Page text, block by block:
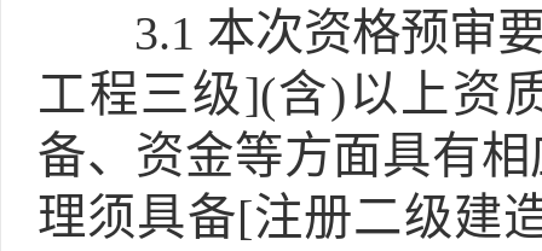
3.1 本次资格预审
工程三级](含)以上资
备、资金等方面具有
理须具备[注册二级建